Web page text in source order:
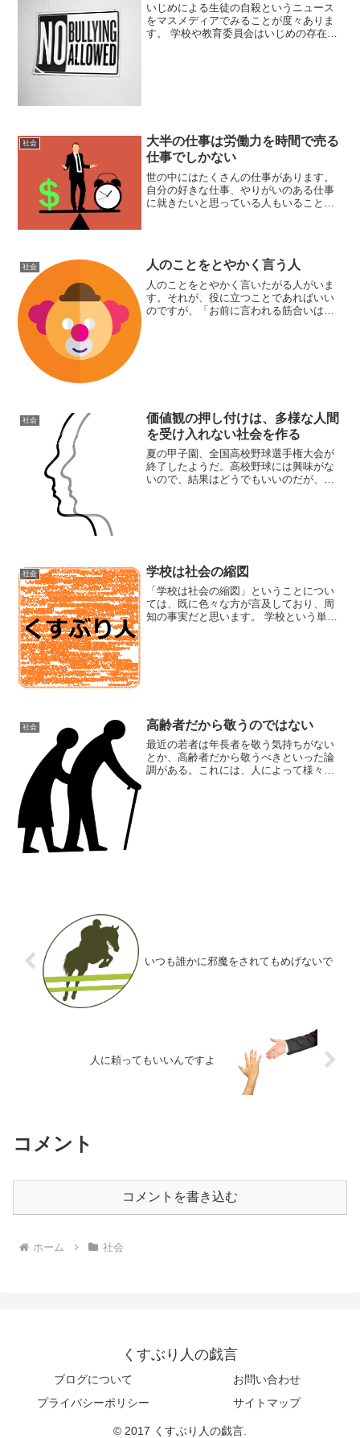
いじめによる生徒の自殺というニュース
をマスメディアでみることが度々ありま
す。 学校や教育委員会はいじめの存在を
社会
大半の仕事は労働力を時間で売る
仕事でしかない
世の中にはたくさんの仕事があります。
自分の好きな仕事、やりがいのある仕事
に就きたいと思っている人もいることで
社会 人のことをとやかく言う人
人のことをとやかく言いたがる人がいま
す。それが、役に立つことであればいい
のですが、「お前に言われる筋合いはな
社会
価値観の押し付けは、多様な人間
を受け入れない社会を作る
夏の甲子園、全国高校野球選手権大会が
終了したようだ。高校野球には興味がな
いので、結果はどうでもいいのだが、少
社会 学校は社会の縮図
「学校は社会の縮図」ということについ
ては、既に色々な方が言及しており、周
知の事実だと思います。 学校という単位
社会 高齢者だから敬うのではない
最近の若者は年長者を敬う気持ちがない
とか、高齢者だから敬うべきといった論
調がある。これには、人によって様々な
いつも誰かに邪魔をされてもめげないで
人に頼ってもいいんですよ
コメント
コメントを書き込む
ホーム 社会
くすぶり人の戯言
ブログについて
お問い合わせ
プライバシーポリシー
サイトマップ
© 2017 くすぶり人の戯言.